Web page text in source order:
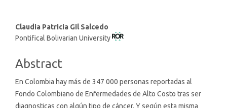
Main
Article
Claudia Patricia Gil Salcedo
Pontifical Bolivarian University
Abstract
En Colombia hay más de 347 000 personas reportadas al
Fondo Colombiano de Enfermedades de Alto Costo tras ser
diagnosticas con algún tipo de cáncer. Y según esta misma